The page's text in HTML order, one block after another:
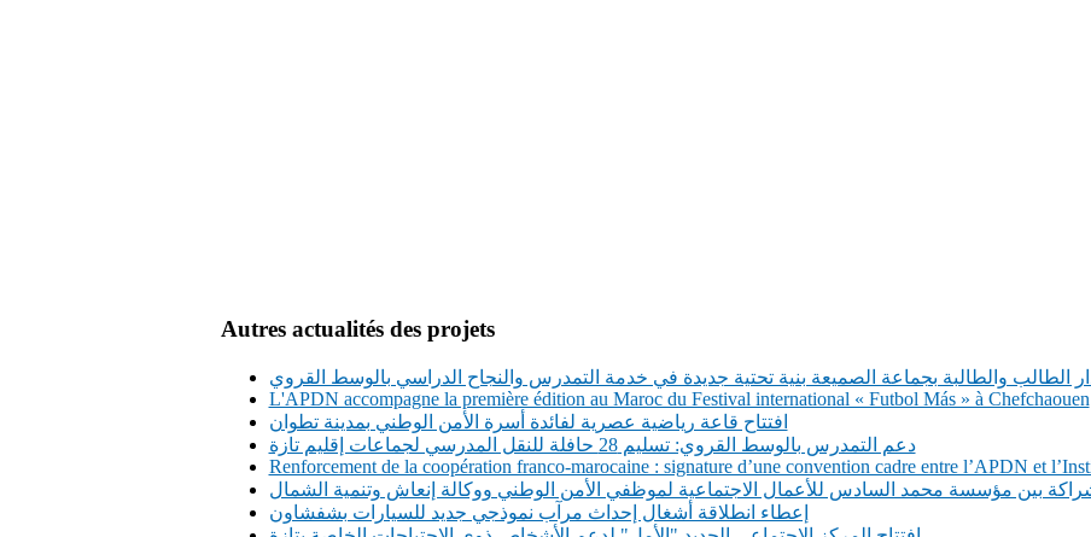
Autres actualités des projets
الطالب والطالبة بجماعة الصميعة بنية تحتية جديدة في خدمة التمدرس والنجاح الدراسي بالوسط القروي
L'APDN accompagne la première édition au Maroc du Festival international « Futbol Más » à Chefchaouen
افتتاح قاعة رياضية عصرية لفائدة أسرة الأمن الوطني بمدينة تطوان
دعم التمدرس بالوسط القروي: تسليم 28 حافلة للنقل المدرسي لجماعات إقليم تازة
Renforcement de la coopération franco-marocaine : signature d’une convention cadre entre l’APDN et
شراكة بين مؤسسة محمد السادس للأعمال الاجتماعية لموظفي الأمن الوطني ووكالة إنعاش وتنمية الشمال
إعطاء انطلاقة أشغال إحداث مرآب نموذجي جديد للسيارات بشفشاون